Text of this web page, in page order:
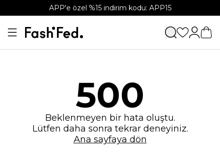
APP'e özel %15 indirim kodu: APP15
500
Beklenmeyen bir hata oluştu.
Lütfen daha sonra tekrar deneyiniz.
Ana sayfaya dön